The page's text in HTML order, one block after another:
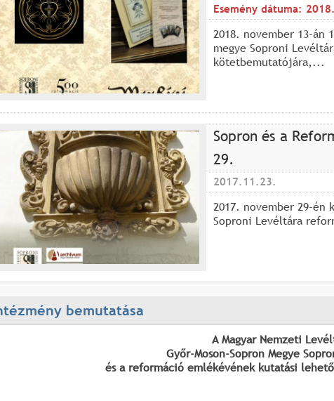
Esemény dátuma:
2018. november 13-án
megye Soproni
kötetbemutatójára,...
Sopron és a
29.
2017.11.23.
2017. november 29-én
Soproni Levéltára
bemutatása
A Magyar Nemzeti
Győr-Moson-Sopron Megye
és a reformáció emlékévének kutatási